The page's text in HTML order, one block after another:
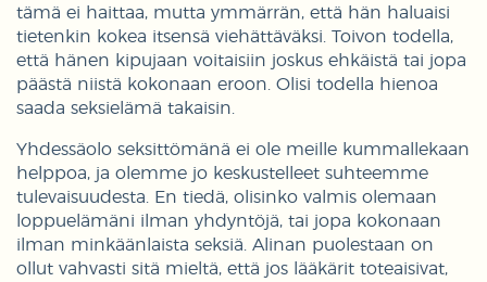
tämä ei haittaa, mutta ymmärrän, että hän haluaisi
tietenkin kokea itsensä viehättäväksi. Toivon todella,
että hänen kipujaan voitaisiin joskus ehkäistä tai jopa
päästä niistä kokonaan eroon. Olisi todella hienoa
saada seksielämä takaisin.
Yhdessäolo seksittömänä ei ole meille kummallekaan
helppoa, ja olemme jo keskustelleet suhteemme
tulevaisuudesta. En tiedä, olisinko valmis olemaan
loppuelämäni ilman yhdyntöjä, tai jopa kokonaan
ilman minkäänlaista seksiä. Alinan puolestaan on
ollut vahvasti sitä mieltä, että jos lääkärit toteaisivat,